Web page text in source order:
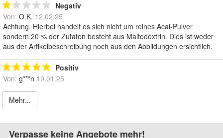
Negativ
Von: O.K. 12.02.25
Achtung. Hierbei handelt es sich nicht um reines Acai-Pulver
sondern 20 % der Zutaten besteht aus Maltodextrin. Dies ist weder
aus der Artikelbeschreibung noch aus den Abbildungen ersichtlich.
Positiv
Von: g***n 19.01.25
Mehr...
Verpasse keine Angebote mehr!